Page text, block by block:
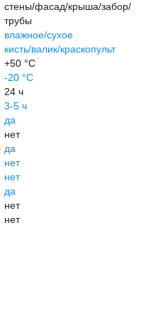
стены/фасад/крыша/забор/
трубы
влажное/сухое
кисть/валик/краскопульт
+50 °С
-20 °С
24 ч
3-5 ч
да
нет
да
нет
нет
да
нет
нет